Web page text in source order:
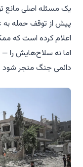
یک مسئله اصلی مانع
پیش از توقف حمله
اعلام کرده است که
اما نه سلاح‌هایش را
دائمی جنگ منجر شود و